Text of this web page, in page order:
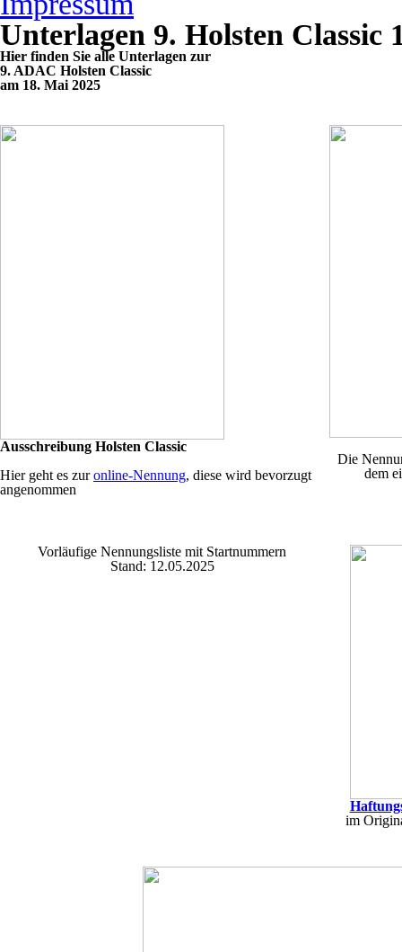
Unterlagen 9. Holsten Classic
Hier finden Sie alle Unterlagen zur
9. ADAC Holsten Classic
am 18. Mai 2025
Ausschreibung Holsten Classic
Hier geht es zur online-Nennung, diese wird bevorzugt
angenommen
Die
dem
Vorläufige Nennungsliste mit Startnummern
Stand: 12.05.2025
im